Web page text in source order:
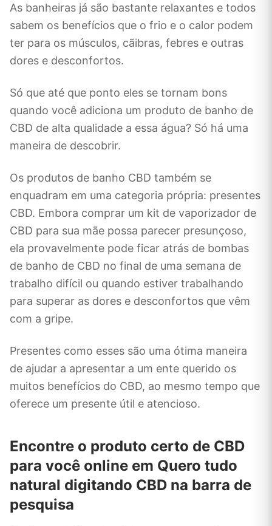
As banheiras já são bastante relaxantes e todos
sabem os benefícios que o frio e o calor podem
ter para os músculos, cãibras, febres e outras
dores e desconfortos.
Só que até que ponto eles se tornam bons
quando você adiciona um produto de banho de
CBD de alta qualidade a essa água? Só há uma
maneira de descobrir.
Os produtos de banho CBD também se
enquadram em uma categoria própria: presentes
CBD. Embora comprar um kit de vaporizador de
CBD para sua mãe possa parecer presunçoso,
ela provavelmente pode ficar atrás de bombas
de banho de CBD no final de uma semana de
trabalho difícil ou quando estiver trabalhando
para superar as dores e desconfortos que vêm
com a gripe.
Presentes como esses são uma ótima maneira
de ajudar a apresentar a um ente querido os
muitos benefícios do CBD, ao mesmo tempo que
oferece um presente útil e atencioso.
Encontre o produto certo de CBD
para você online em Quero tudo
natural digitando CBD na barra de
pesquisa